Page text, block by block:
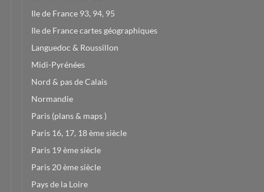
Ile de France 93, 94, 95
Ile de France cartes géographiques
Languedoc & Roussillon
Midi-Pyrénées
Nord & pas de Calais
Normandie
Paris (plans & maps )
Paris 16, 17, 18 ème siècle
Paris 19 ème siècle
Paris 20 ème siècle
Pays de la Loire